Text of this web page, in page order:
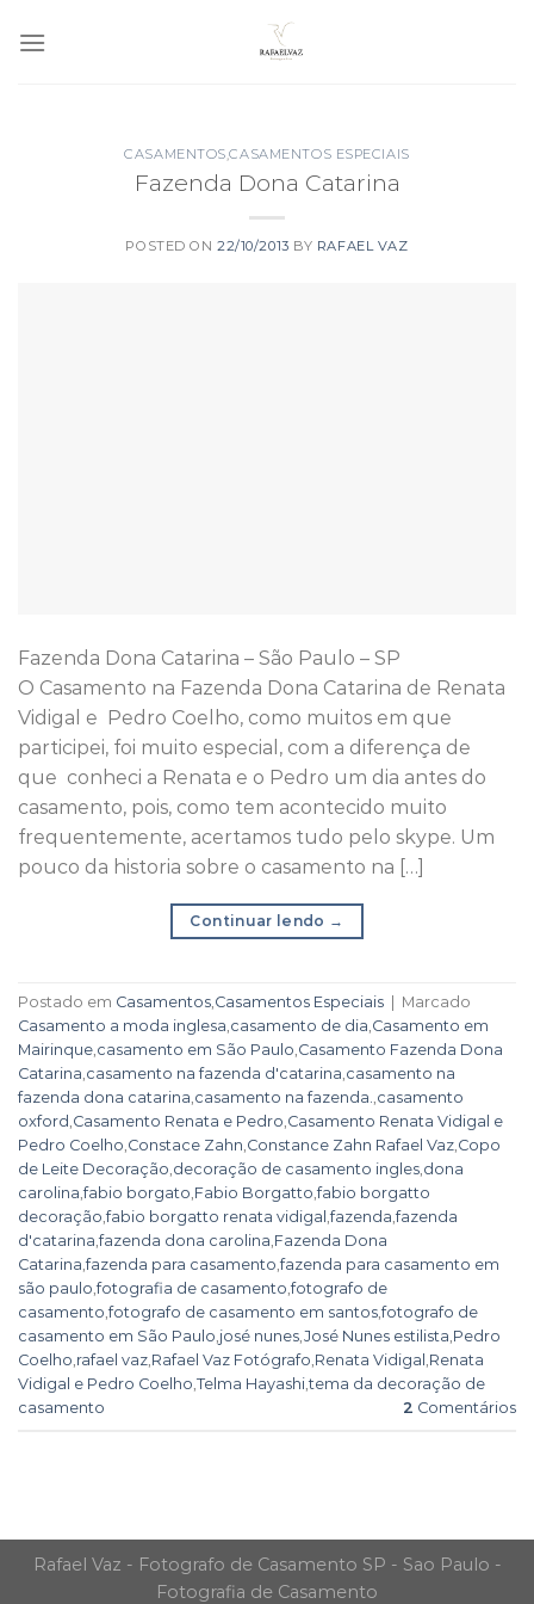
CASAMENTOS,CASAMENTOS ESPECIAIS
Fazenda Dona Catarina
POSTED ON22/10/2013 BY RAFAEL VAZ
Fazenda Dona Catarina – São Paulo – SP
O Casamento na Fazenda Dona Catarina de Renata
Vidigal e Pedro Coelho, como muitos em que
participei, foi muito especial, com a diferença de
que conheci a Renata e o Pedro um dia antes do
casamento, pois, como tem acontecido muito
frequentemente, acertamos tudo pelo skype. Um
pouco da historia sobre o casamento na […]
Continuar lendo →
Postado em Casamentos,Casamentos Especiais
Marcado
Casamento a moda inglesa,casamento de dia,Casamento em
Mairinque,casamento em São Paulo,Casamento Fazenda Dona
Catarina,casamento na fazenda d'catarina,casamento na
fazenda dona catarina,casamento na fazenda.,casamento
oxford,Casamento Renata e Pedro,Casamento Renata Vidigal e
Pedro Coelho,Constace Zahn,Constance Zahn Rafael Vaz,Copo
de Leite Decoração,decoração de casamento ingles,dona
carolina,fabio borgato,Fabio Borgatto,fabio borgatto
decoração,fabio borgatto renata vidigal ,fazenda,fazenda
d'catarina,fazenda dona carolina,Fazenda Dona
Catarina,fazenda para casamento,fazenda para casamento em
são paulo,fotografia de casamento,fotografo de
casamento,fotografo de casamento em santos,fotografo de
casamento em São Paulo,josé nunes,José Nunes estilista,Pedro
Coelho,rafael vaz,Rafael Vaz Fotógrafo,Renata Vidigal ,Renata
Vidigal e Pedro Coelho,Telma Hayashi,tema da decoração de
casamento
2 Comentários
Rafael Vaz - Fotografo de Casamento SP - Sao Paulo -
Fotografia de Casamento